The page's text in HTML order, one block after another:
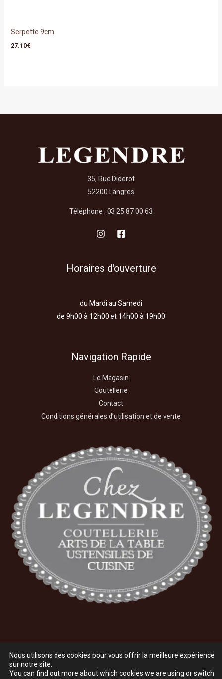
Serpette 9cm
27.10€
35, Rue Diderot
52200 Langres
Téléphone : 03 25 87 00 63
Horaires d'ouverture
du Mardi au Samedi
de 9h00 à 12h00 et 14h00 à 19h00
Navigation Rapide
Le Magasin
Coutellerie
Contact
Conditions générales d’utilisation et de vente
Tous droits réservés 2026 Coutellerie Legendre. Mise en Place par
Agence Holorime
Nous utilisons des cookies pour vous offrir la meilleure expérience
sur notre site.
You can find out more about which cookies we are using or switch